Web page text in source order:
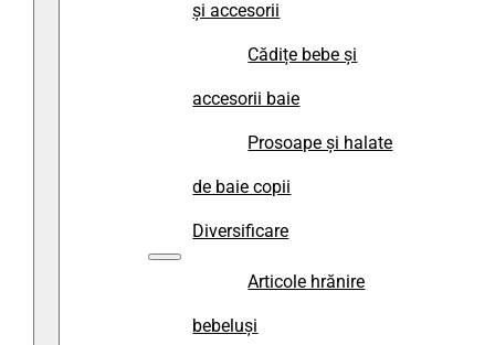
și accesorii
Cădițe bebe și
accesorii baie
Prosoape și halate
de baie copii
Diversificare
Articole hrănire
bebeluși